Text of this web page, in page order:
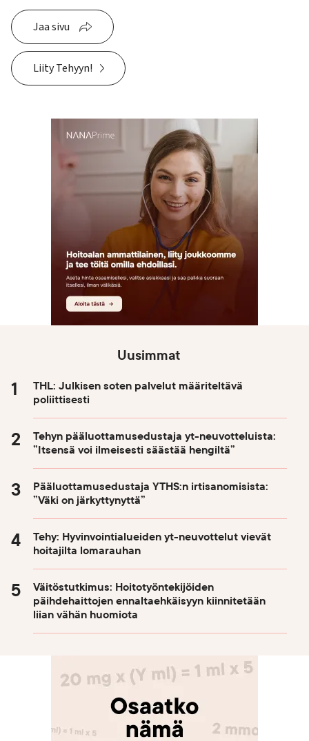
Jaa sivu
Liity Tehyyn!
Uusimmat
THL: Julkisen soten palvelut määriteltävä
poliittisesti
Tehyn pääluottamusedustaja yt-neuvotteluista:
”Itsensä voi ilmeisesti säästää hengiltä”
Pääluottamusedustaja YTHS:n irtisanomisista:
”Väki on järkyttynyttä”
Tehy: Hyvinvointialueiden yt-neuvottelut vievät
hoitajilta lomarauhan
Väitöstutkimus: Hoitotyöntekijöiden
päihdehaittojen ennaltaehkäisyyn kiinnitetään
liian vähän huomiota